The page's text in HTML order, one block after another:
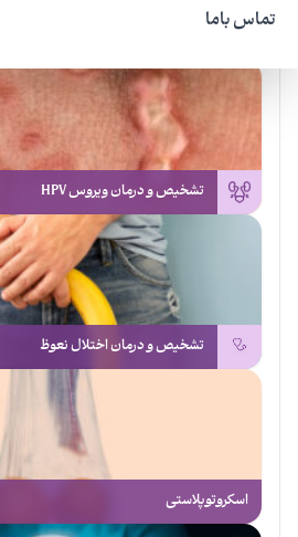
تماس باما
تشخیص و درمان ویروس HPV
تشخیص و درمان اختلال نعوظ
اسکروتوپلاستی